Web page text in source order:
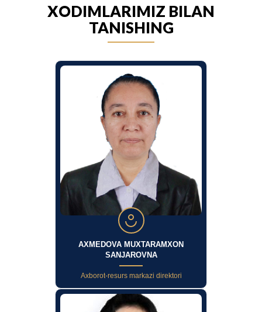
XODIMLARIMIZ BILAN
TANISHING
AXMEDOVA MUXTARAMXON
SANJAROVNA
Axborot-resurs markazi direktori